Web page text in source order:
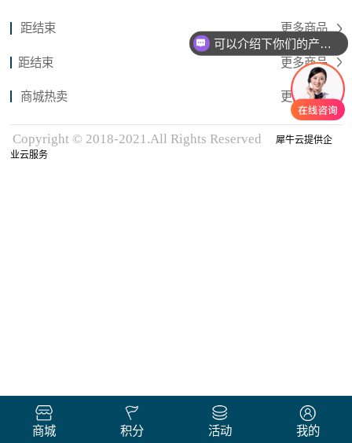
距结束 更多商品
距结束 更多商品
商城热卖 更多商品
Copyright © 2018-2021.All Rights Reserved
犀牛云提供企
业云服务
商城 积分 活动 我的